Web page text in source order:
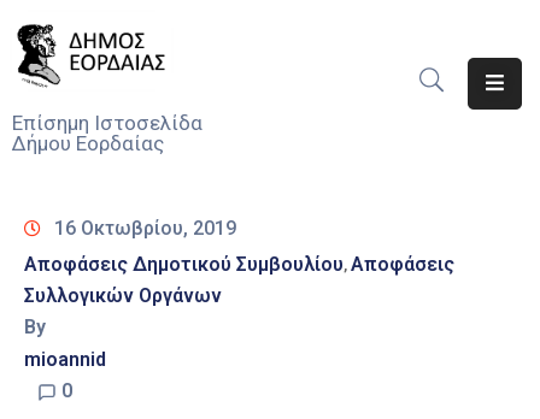
Επίσημη Ιστοσελίδα
Δήμου Εορδαίας
Νέα
Υπηρεσίες
Του
Δήμου
16 Οκτωβρίου, 2019
Αποφάσεις Δημοτικού Συμβουλίου‚Αποφάσεις
Συλλογικών Οργάνων
By
mioannid
0